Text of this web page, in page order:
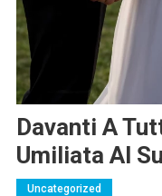
Davanti A
Umiliata Al
Uncategorized